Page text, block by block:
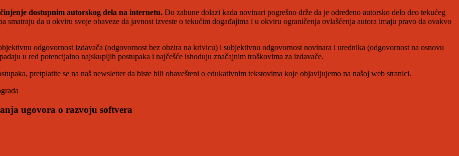
dostupnim autorskog dela na internetu. Do zabune dolazi kada novinari pogrešno drže da je određeno autorsko delo deo tekućeg
smatraju da u okviru svoje obaveze da javnost izveste o tekućim događajima i u okviru ograničenja ovlašćenja autora imaju pravo da ovakvo
odgovornost izdavača (odgovornost bez obzira na krivicu) i subjektivnu odgovornost novinara i urednika (odgovornost na osnovu
u red potencijalno najskupljih postupaka i najčešće ishoduju značajnim troškovima za izdavače.
pretplatite se na naš newsletter da biste bili obavešteni o edukativnim tekstovima koje objavljujemo na našoj web stranici.
ugovora o razvoju softvera